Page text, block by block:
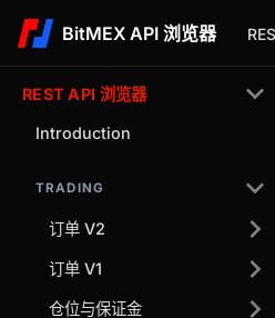
BitMEX API 浏览器
REST API 浏览器
Introduction
TRADING
订单 V2
订单 V1
仓位与保证金